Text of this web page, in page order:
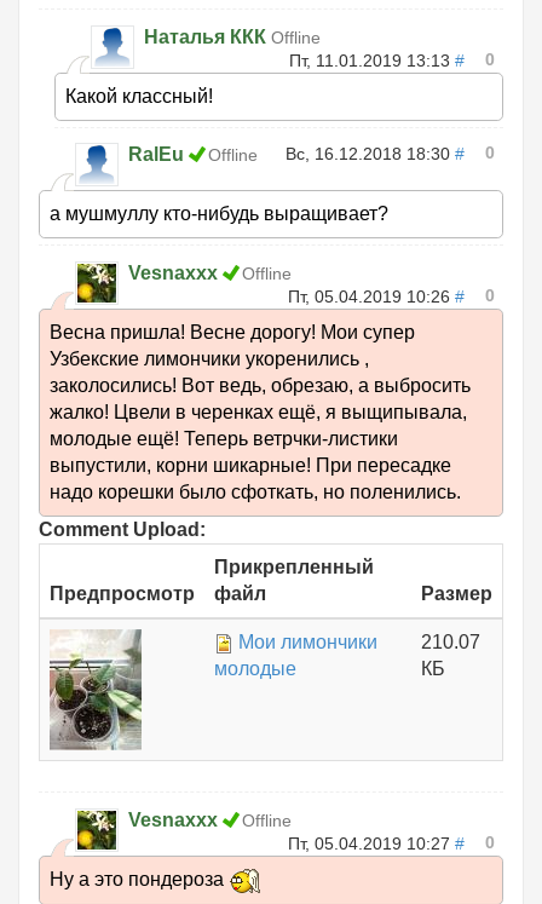
Наталья ККК Offline
Пт, 11.01.2019 13:13 # 0
Какой классный!
RalEu Offline Вс, 16.12.2018 18:30 # 0
а мушмуллу кто-нибудь выращивает?
Vesnaxxx
Offline
Пт, 05.04.2019 10:26 # 0
Весна пришла! Весне дорогу! Мои супер
Узбекские лимончики укоренились ,
заколосились! Вот ведь, обрезаю, а выбросить
жалко! Цвели в черенках ещё, я выщипывала,
молодые ещё! Теперь ветрчки-листики
выпустили, корни шикарные! При пересадке
надо корешки было сфоткать, но поленились.
Comment Upload:
Предпросмотр
Прикрепленный
файл
Размер
Мои лимончики
молодые
210.07
КБ
Vesnaxxx
Offline
Пт, 05.04.2019 10:27 # 0
Ну а это пондероза